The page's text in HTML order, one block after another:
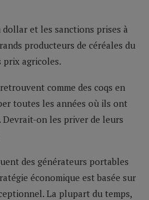
et les sanctions prises à
producteurs de céréales du
prix agricoles.
comme des coqs en
toutes les années où ils ont
on les priver de leurs
des générateurs portables
économique est basée sur
La plupart du temps,